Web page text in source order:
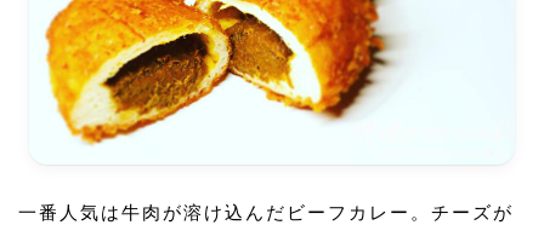
一番人気は牛肉が溶け込んだビーフカレー。チーズが